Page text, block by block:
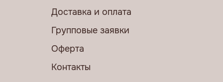
Доставка и оплата
Групповые заявки
Оферта
Контакты